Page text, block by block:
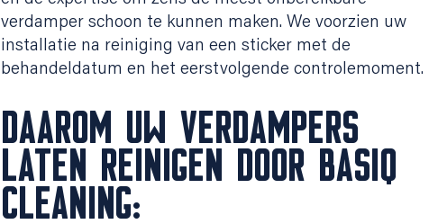
verdamper schoon te kunnen maken. We voorzien uw
installatie na reiniging van een sticker met de
behandeldatum en het eerstvolgende controlemoment.
DAAROM UW VERDAMPERS
LATEN REINIGEN DOOR BASIQ
CLEANING: